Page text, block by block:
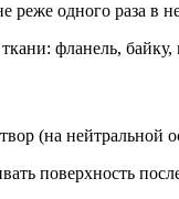
реже одного раза в
фланель,
(на нейтральной
поверхность